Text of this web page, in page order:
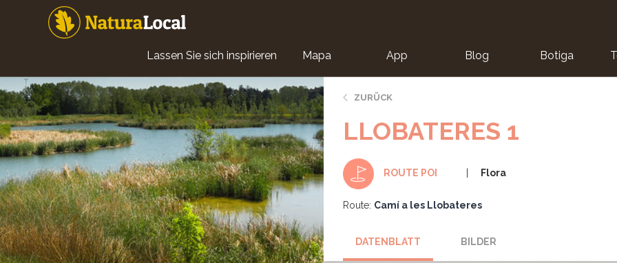
Main
navigation
Lassen Sie sich inspirieren Mapa App Blog Botiga
ZURÜCK
LLOBATERES 1
ROUTE POI Flora
Route: Camí a les Llobateres
DATENBLATT BILDER